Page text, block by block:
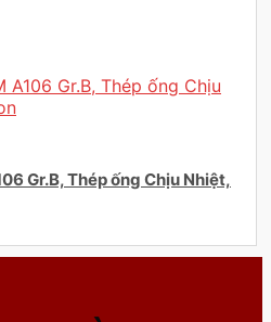
Gr.B, Thép ống Chịu Nhiệt,